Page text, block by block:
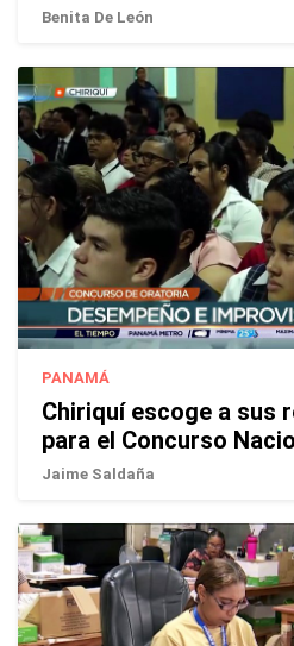
Benita De León
PANAMÁ
Chiriquí escoge a sus
para el Concurso
Jaime Saldaña